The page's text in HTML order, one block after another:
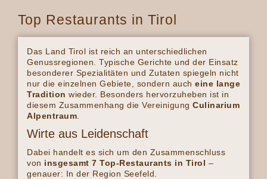
Top Restaurants in Tirol
Das Land Tirol ist reich an unterschiedlichen
Genussregionen. Typische Gerichte und der Einsatz
besonderer Spezialitäten und Zutaten spiegeln nicht
nur die einzelnen Gebiete, sondern auch eine lange
Tradition wieder. Besonders hervorzuheben ist in
diesem Zusammenhang die Vereinigung Culinarium
Alpentraum
Wirte aus Leidenschaft
Dabei handelt es sich um den Zusammenschluss
von insgesamt 7 Top-Restaurants in Tirol –
genauer: In der Region Seefeld.